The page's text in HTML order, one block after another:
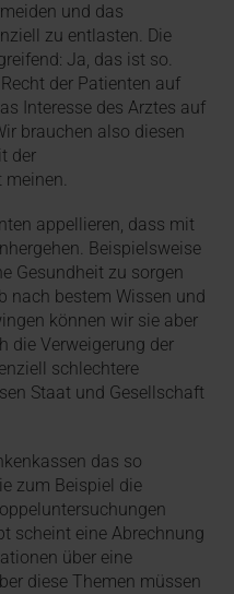
und das
zu entlasten. Die
Ja, das ist so.
der Patienten auf
Interesse des Arztes auf
brauchen also diesen
der
meinen.
appellieren, dass mit
Beispielsweise
Gesundheit zu sorgen
nach bestem Wissen und
können wir sie aber
die Verweigerung der
schlechtere
Staat und Gesellschaft
das so
zum Beispiel die
scheint eine Abrechnung
über eine
diese Themen müssen